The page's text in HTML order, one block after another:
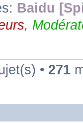
Baidu
,
• 271